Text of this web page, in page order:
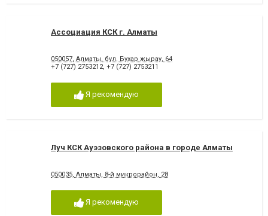
Ассоциация КСК г. Алматы
050057, Алматы, бул. Бухар жырау, 64
+7 (727) 2753212, +7 (727) 2753211
Я рекомендую
Луч КСК Ауэзовского района в городе Алматы
050035, Алматы, 8-й микрорайон, 28
Я рекомендую